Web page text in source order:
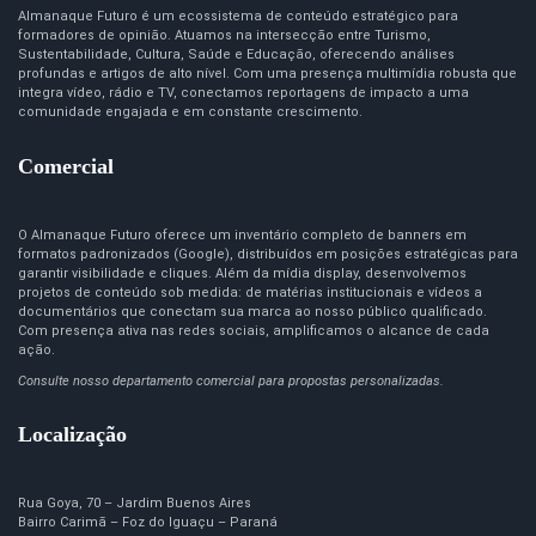
Almanaque Futuro é um ecossistema de conteúdo estratégico para
formadores de opinião. Atuamos na intersecção entre Turismo,
Sustentabilidade, Cultura, Saúde e Educação, oferecendo análises
profundas e artigos de alto nível. Com uma presença multimídia robusta que
integra vídeo, rádio e TV, conectamos reportagens de impacto a uma
comunidade engajada e em constante crescimento.
Comercial
O Almanaque Futuro oferece um inventário completo de banners em
formatos padronizados (Google), distribuídos em posições estratégicas para
garantir visibilidade e cliques. Além da mídia display, desenvolvemos
projetos de conteúdo sob medida: de matérias institucionais e vídeos a
documentários que conectam sua marca ao nosso público qualificado.
Com presença ativa nas redes sociais, amplificamos o alcance de cada
ação.
Consulte nosso departamento comercial para propostas personalizadas.
Localização
Rua Goya, 70 – Jardim Buenos Aires
Bairro Carimã – Foz do Iguaçu – Paraná